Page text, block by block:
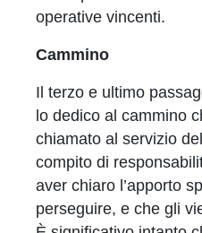
operative vincenti.
Cammino
Il terzo e ultimo
lo dedico al cammino
chiamato al servizio
compito di
aver chiaro l’apporto
perseguire, e che gli